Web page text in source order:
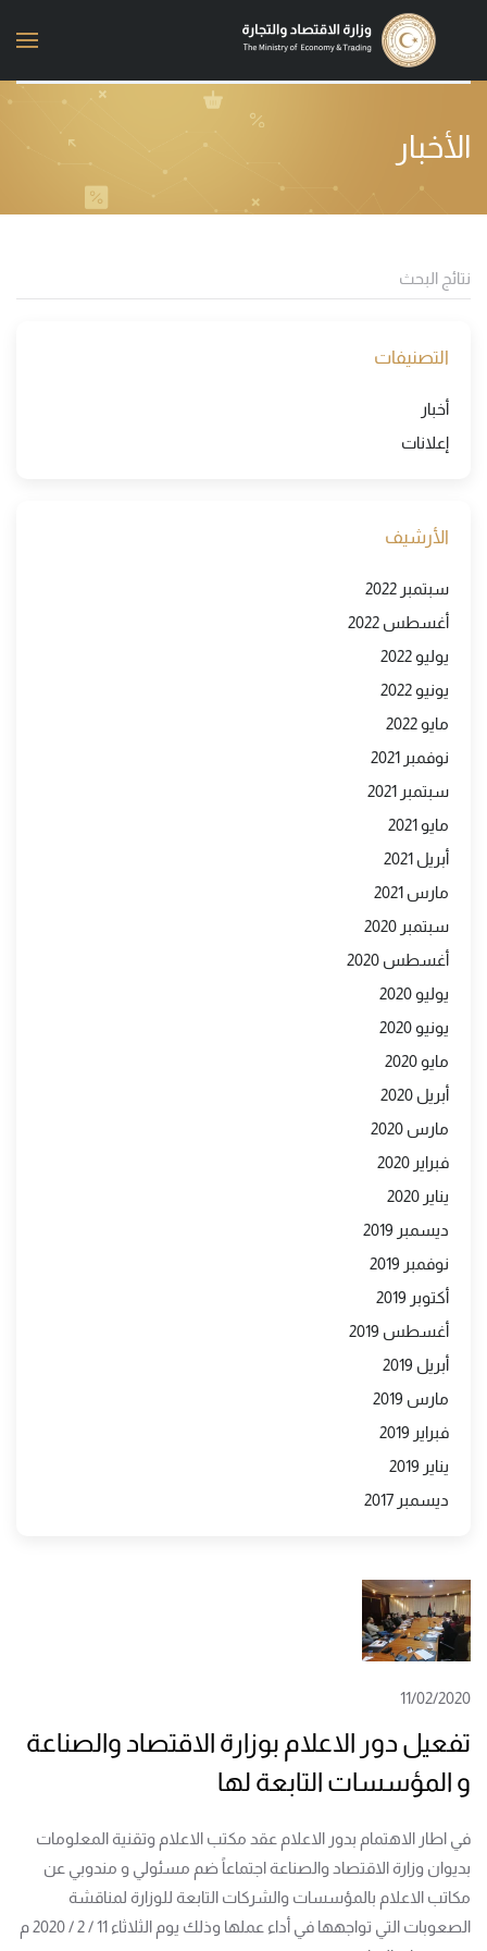
Skip to main content
الأخبار
التصنيفات
أخبار
إعلانات
الأرشيف
سبتمبر 2022
أغسطس 2022
يوليو 2022
يونيو 2022
مايو 2022
نوفمبر 2021
سبتمبر 2021
مايو 2021
أبريل 2021
مارس 2021
سبتمبر 2020
أغسطس 2020
يوليو 2020
يونيو 2020
مايو 2020
أبريل 2020
مارس 2020
فبراير 2020
يناير 2020
ديسمبر 2019
نوفمبر 2019
أكتوبر 2019
أغسطس 2019
أبريل 2019
مارس 2019
فبراير 2019
يناير 2019
ديسمبر 2017
11/02/2020
تفعيل دور الاعلام بوزارة الاقتصاد والصناعة
و المؤسسات التابعة لها
في اطار الاهتمام بدور الاعلام عقد مكتب الاعلام وتقنية المعلومات
بديوان وزارة الاقتصاد والصناعة اجتماعاً ضم مسئولي و مندوبي عن
مكاتب الاعلام بالمؤسسات والشركات التابعة للوزارة لمناقشة
الصعوبات التي تواجهها في أداء عملها وذلك يوم الثلاثاء 11 / 2 / 2020 م